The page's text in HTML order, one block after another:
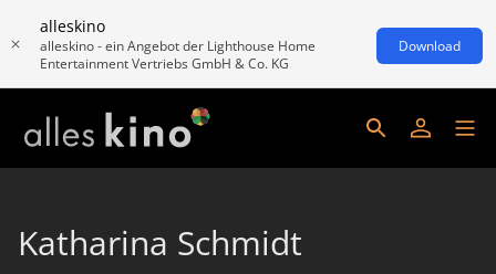
alleskino
alleskino - ein Angebot der Lighthouse Home
Entertainment Vertriebs GmbH & Co. KG
Download
Katharina Schmidt